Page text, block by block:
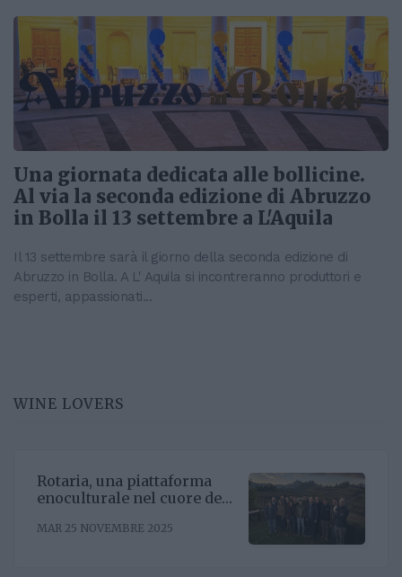
Una giornata dedicata alle bollicine.
Al via la seconda edizione di Abruzzo
in Bolla il 13 settembre a L'Aquila
Il 13 settembre sarà il giorno della seconda edizione di
Abruzzo in Bolla. A L' Aquila si incontreranno produttori e
esperti, appassionati...
WINE LOVERS
Rotaria, una piattaforma
enoculturale nel cuore del
MAR 25 NOVEMBRE 2025